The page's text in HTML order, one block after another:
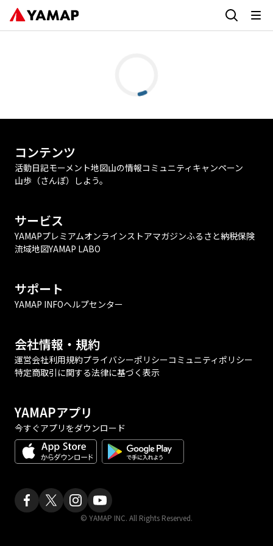
コンテンツ
活動日記モーメント地図山の情報コミュニティ キャンペーン
山歩（さんぽ）しよう。
サービス
YAMAPプレミアムオンラインストアマガジンふるさと納税保険
流域地図YAMAP LABO
サポート
YAMAP INFOヘルプセンター
会社情報・規約
運営会社利用規約プライバシーポリシーコミュニティポリシー
特定商取引に関する法律に基づく表示
YAMAPアプリ
今すぐアプリをダウンロード
© YAMAP INC. All Rights Reserved.